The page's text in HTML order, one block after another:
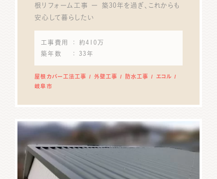
根リフォーム工事 ー 築30年を過ぎ、これからも
安心して暮らしたい
工事費用
： 約410万
築年数
： 33年
屋根カバー工法工事 外壁工事 防水工事
エコル
岐阜市